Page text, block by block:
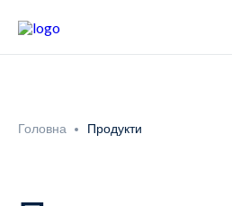
Новини
Головна Продукти